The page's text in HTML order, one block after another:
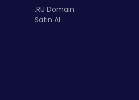
.RU Domain
Satın Al